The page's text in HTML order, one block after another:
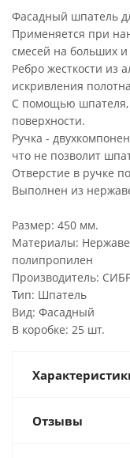
Фасадный шпатель
Применяется при
смесей на больших
Ребро жесткости из
искривления
С помощью шпателя,
поверхности.
Ручка -
что не позволит
Отверстие в ручке
Выполнен из
Размер: 450 мм.
Материалы:
полипропилен
Производитель:
Тип: Шпатель
Вид: Фасадный
В коробке: 25 шт.
Отзывы